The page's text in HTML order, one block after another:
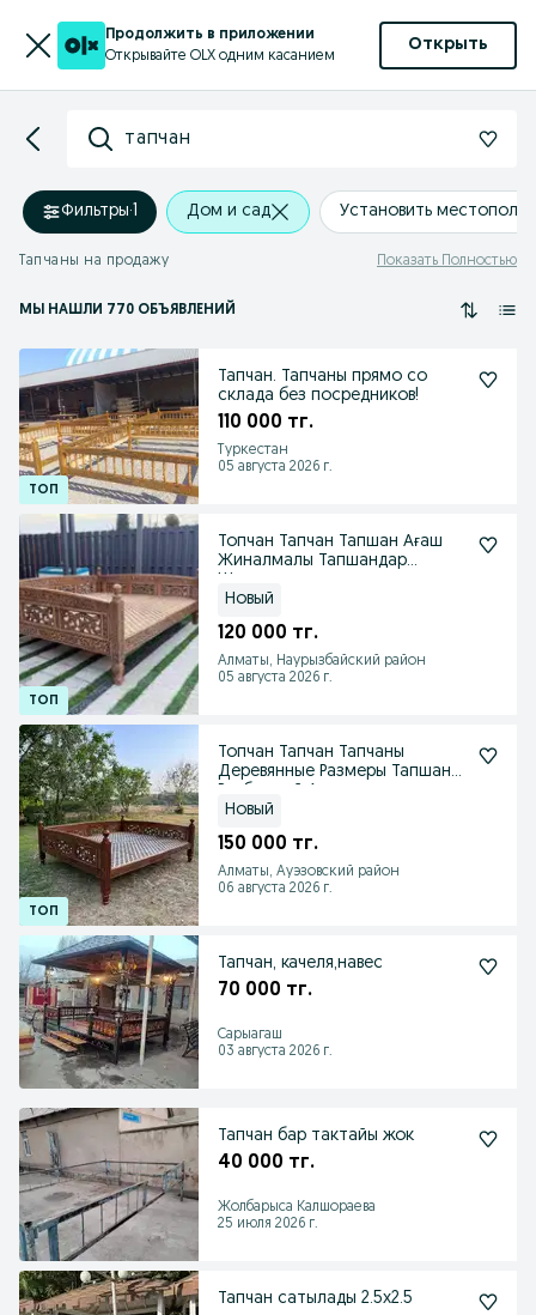
Продолжить в приложении
Открывайте OLX одним касанием
Открыть
тапчан
Фильтры·1 Дом и сад Установить
Тапчаны на продажу Показать Полностью
МЫ НАШЛИ 770 ОБЪЯВЛЕНИЙ
Тапчан. Тапчаны прямо со
склада без посредников!
110 000 тг.
Туркестан
05 августа 2026 г.
Топчан Тапчан Тапшан Ағаш
Жиналмалы Тапшандар
Новый
120 000 тг.
Алматы, Наурызбайский район
05 августа 2026 г.
Топчан Тапчан Тапчаны
Деревянные Размеры Тапшан
Новый
150 000 тг.
Алматы, Ауэзовский район
06 августа 2026 г.
Тапчан, качеля,навес
70 000 тг.
Сарыагаш
03 августа 2026 г.
Тапчан бар тактайы жок
40 000 тг.
Жолбарыса Калшораева
25 июля 2026 г.
Тапчан сатылады 2.5х2.5